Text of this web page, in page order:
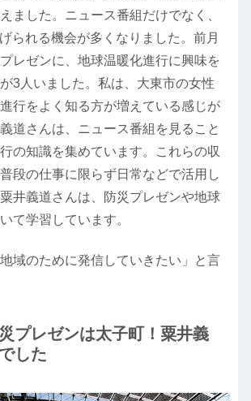
ました。ニュース番組だけでなく、
られる機会が多くなりました。前月
レゼンに、地球温暖化進行に興味を
3人いました。私は、大東市の女性
行をよく知る方が増えている感じが
道さんは、ニュース番組を見ること
の知識を集めています。これらの収
段の仕事に限らず日常などで活用し
井義道さんは、防災プレゼンや地球
て学習しています。
域のために発信していきたい」と言
プレゼンは太子町！粟井義
した